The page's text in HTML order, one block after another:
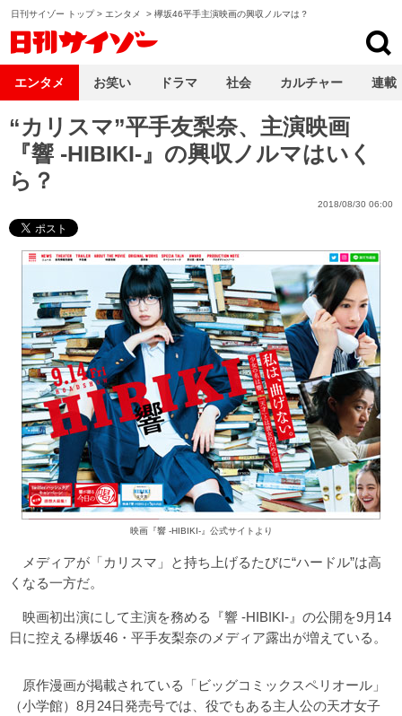
日刊サイゾー トップ> エンタメ > 欅坂46平手主演映画の興収ノルマは？
“カリスマ”平手友梨奈、主演映画
『響 -HIBIKI-』の興収ノルマはいく
ら？
2018/08/30 06:00
映画『響 -HIBIKI-』公式サイトより
メディアが「カリスマ」と持ち上げるたびに“ハードル”は高
くなる一方だ。
映画初出演にして主演を務める『響 -HIBIKI-』の公開を9月14
日に控える欅坂46・平手友梨奈のメディア露出が増えている。
原作漫画が掲載されている「ビッグコミックスペリオール」
（小学館）8月24日発売号では、役でもある主人公の天才女子
エンタメ お笑い ドラマ 社会 カルチャー 連載